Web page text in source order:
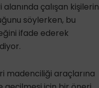
çalışan kişilerin
söylerken, bu
ifade ederek
madenciliği araçlarına